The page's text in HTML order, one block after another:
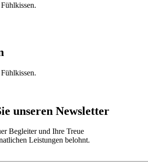
unseren Newsletter
Begleiter und Ihre Treue
Leistungen belohnt.